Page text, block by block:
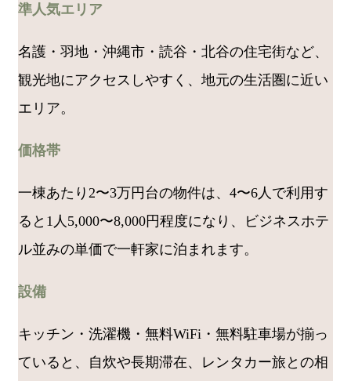
準人気エリア
名護・羽地・沖縄市・読谷・北谷の住宅街など、
観光地にアクセスしやすく、地元の生活圏に近い
エリア。
価格帯
一棟あたり2〜3万円台の物件は、4〜6人で利用す
ると1人5,000〜8,000円程度になり、ビジネスホテ
ル並みの単価で一軒家に泊まれます。
設備
キッチン・洗濯機・無料WiFi・無料駐車場が揃っ
ていると、自炊や長期滞在、レンタカー旅との相